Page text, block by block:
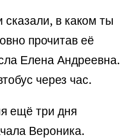
в каком ты
прочитав её
Елена Андреевна.
через час.
ещё три дня
Вероника.